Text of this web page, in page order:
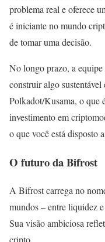
problema real e oferece
é iniciante no mundo
de tomar uma decisão.
No longo prazo, a
construir algo sustentável
Polkadot/Kusama, o que
investimento em
o que você está disposto
O futuro da Bifrost
A Bifrost carrega no
mundos – entre liquidez e
Sua visão ambiciosa